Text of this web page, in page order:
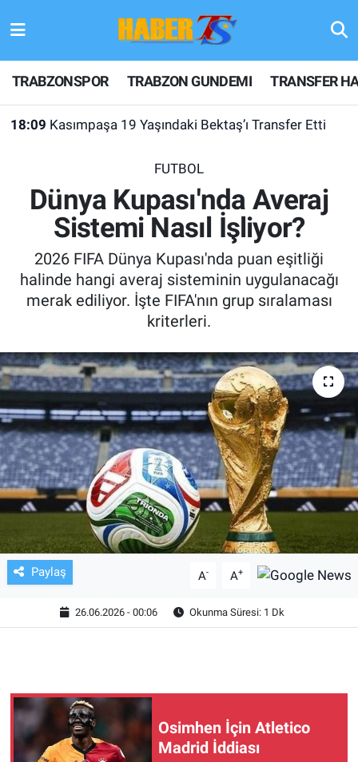
TRABZONSPOR TRABZON GUNDEMI TRANSFER
18:09 Kasımpaşa 19 Yaşındaki Bektaş’ı Transfer Etti
FUTBOL
Dünya Kupası'nda Averaj
Sistemi Nasıl İşliyor?
2026 FIFA Dünya Kupası'nda puan eşitliği
halinde hangi averaj sisteminin uygulanacağı
merak ediliyor. İşte FIFA'nın grup sıralaması
kriterleri.
Paylaş A- A+
26.06.2026 - 00:06 Okunma Süresi: 1 Dk
Osimhen İçin Atletico
Madrid İddiası
TRABZONSPOR
TRABZON GUNDEMI
KULİS MEYDANI
1461 TRABZON
FUTBOL
TV VE SİNEMA
BASKETBOL
SAĞLIK
GENEL
KÜLTÜR SANAT
EKONOMİ
ÇEVRE
HABERDE İNSAN
Hava Durumu
Trafik Durumu
Son Dakika Haberleri
Haber Arşivi